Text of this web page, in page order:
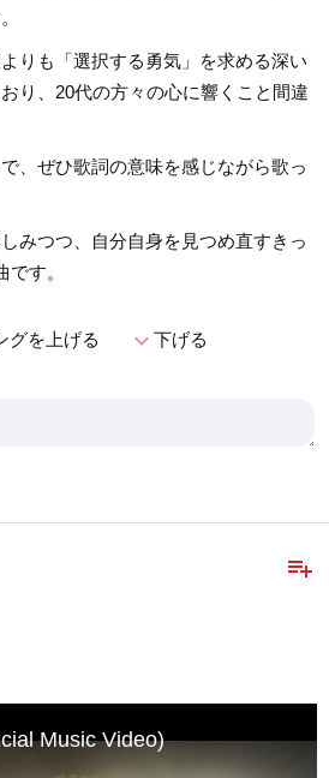
りも「選択する勇気」を求める深い
り、20代の方々の心に響くこと間違
、ぜひ歌詞の意味を感じながら歌っ
みつつ、自分自身を見つめ直すきっ
す。
グを上げる expand_more下げる
playlist_add
Music Video)